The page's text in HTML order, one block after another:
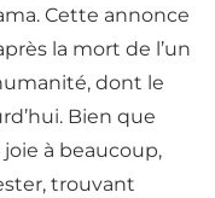
Cette annonce
la mort de l’un
dont le
Bien que
à beaucoup,
trouvant